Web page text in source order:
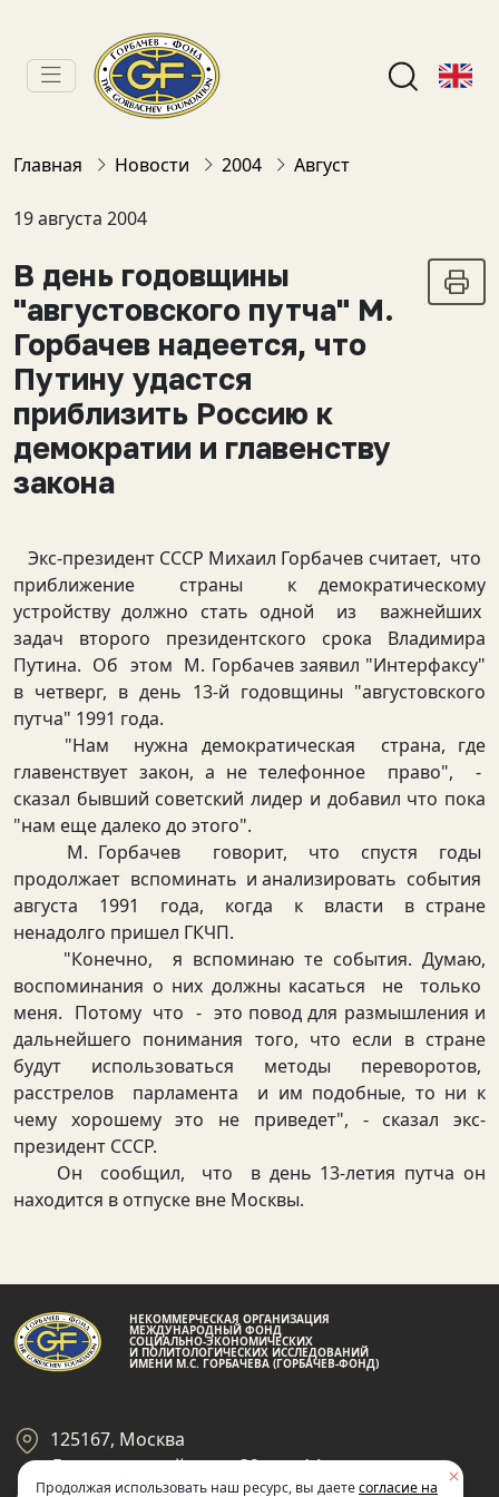
Главная Новости 2004 Август
19 августа 2004
В день годовщины
"августовского путча" М.
Горбачев надеется, что
Путину удастся
приблизить Россию к
демократии и главенству
закона
Экс-президент СССР Михаил Горбачев считает, что
приближение страны к демократическому
устройству должно стать одной из важнейших
задач второго президентского срока Владимира
Путина. Об этом М. Горбачев заявил "Интерфаксу"
в четверг, в день 13-й годовщины "августовского
путча" 1991 года.
"Нам нужна демократическая страна, где
главенствует закон, а не телефонное право", -
сказал бывший советский лидер и добавил что пока
"нам еще далеко до этого".
М. Горбачев говорит, что спустя годы
продолжает вспоминать и анализировать события
августа 1991 года, когда к власти в стране
ненадолго пришел ГКЧП.
"Конечно, я вспоминаю те события. Думаю,
воспоминания о них должны касаться не только
меня. Потому что - это повод для размышления и
дальнейшего понимания того, что если в стране
будут использоваться методы переворотов,
расстрелов парламента и им подобные, то ни к
чему хорошему это не приведет", - сказал экс-
президент СССР.
Он сообщил, что в день 13-летия путча он
находится в отпуске вне Москвы.
НЕКОММЕРЧЕСКАЯ ОРГАНИЗАЦИЯ
МЕЖДУНАРОДНЫЙ ФОНД
СОЦИАЛЬНО-ЭКОНОМИЧЕСКИХ
И ПОЛИТОЛОГИЧЕСКИХ ИССЛЕДОВАНИЙ
ИМЕНИ М.С. ГОРБАЧЕВА (ГОРБАЧЕВ-ФОНД)
125167, Москва
Ленинградский пр-кт 39, стр 14
Продолжая использовать наш ресурс, вы даетесогласие на